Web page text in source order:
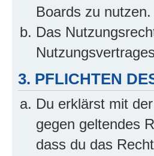
Boards zu nutzen.
Das
3. PFLICHTEN
Du erklärst mit
gegen geltendes
dass du das